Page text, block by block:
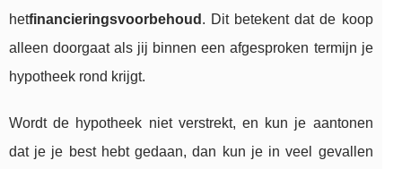
hetfinancieringsvoorbehoud . Dit betekent dat de koop
alleen doorgaat als jij binnen een afgesproken termijn je
hypotheek rond krijgt.
Wordt de hypotheek niet verstrekt, en kun je aantonen
dat je je best hebt gedaan, dan kun je in veel gevallen